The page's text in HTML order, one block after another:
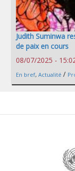
Judith Suminwa
de paix en cours
08/07/2025 -
En bref, Actualité /